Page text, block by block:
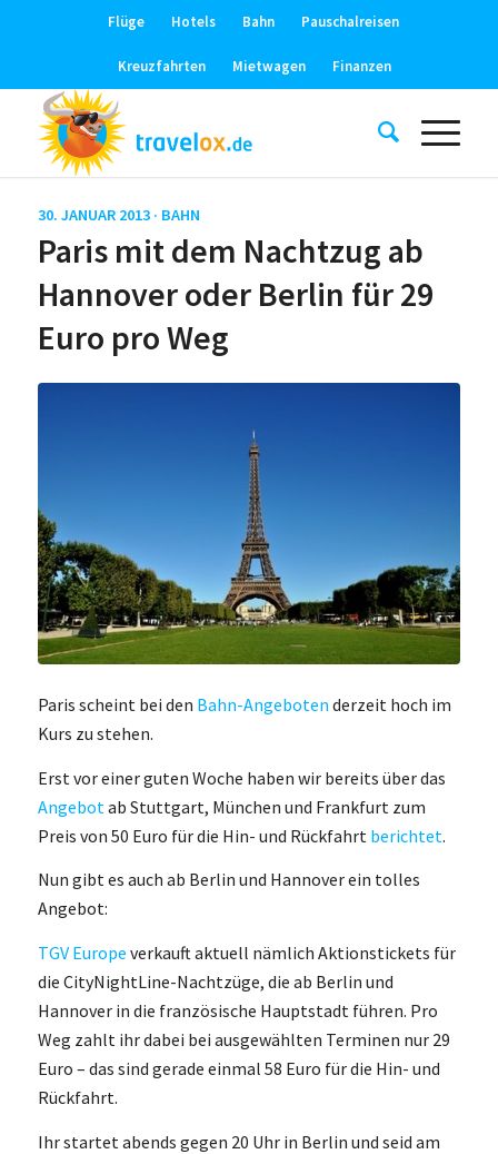
Flüge Hotels Bahn Pauschalreisen
Kreuzfahrten Mietwagen Finanzen
30. JANUAR 2013 · BAHN
Paris mit dem Nachtzug ab
Hannover oder Berlin für 29
Euro pro Weg
Paris scheint bei den Bahn-Angeboten derzeit hoch im
Kurs zu stehen.
Erst vor einer guten Woche haben wir bereits über das
Angebot ab Stuttgart, München und Frankfurt zum
Preis von 50 Euro für die Hin- und Rückfahrt berichtet.
Nun gibt es auch ab Berlin und Hannover ein tolles
Angebot:
TGV Europe verkauft aktuell nämlich Aktionstickets für
die CityNightLine-Nachtzüge, die ab Berlin und
Hannover in die französische Hauptstadt führen. Pro
Weg zahlt ihr dabei bei ausgewählten Terminen nur 29
Euro – das sind gerade einmal 58 Euro für die Hin- und
Rückfahrt.
Ihr startet abends gegen 20 Uhr in Berlin und seid am